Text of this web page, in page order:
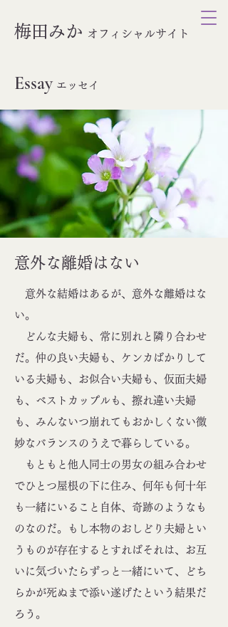
梅田みか オ フィシャルサイト
Essayエッセイ
意外な離婚はない
意外な結婚はあるが、意外な離婚はな
い。
どんな夫婦も、常に別れと隣り合わせ
だ。仲の良い夫婦も、ケンカばかりして
いる夫婦も、お似合い夫婦も、仮面夫婦
も、ベストカップルも、擦れ違い夫婦
も、みんないつ崩れてもおかしくない微
妙なバランスのうえで暮らしている。
もともと他人同士の男女の組み合わせ
でひとつ屋根の下に住み、何年も何十年
も一緒にいること自体、奇跡のようなも
のなのだ。もし本物のおしどり夫婦とい
うものが存在するとすればそれは、お互
いに気づいたらずっと一緒にいて、どち
らかが死ぬまで添い遂げたという結果だ
ろう。